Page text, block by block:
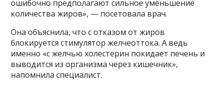
ошибочно предполагают сильное уменьшение
количества жиров», — посетовала врач.
Она объяснила, что с отказом от жиров
блокируется стимулятор желчеоттока. А ведь
именно «с желчью холестерин покидает печень и
выводится из организма через кишечник»,
напомнила специалист.